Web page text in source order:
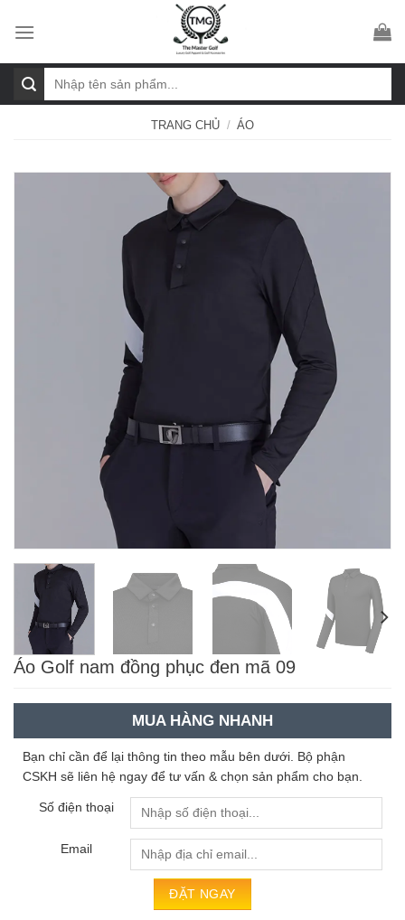
kiếm:
TRANG CHỦ / ÁO
Áo Golf nam đồng phục đen mã 09
MUA HÀNG NHANH
Bạn chỉ cần để lại thông tin theo mẫu bên dưới. Bộ phận
CSKH sẽ liên hệ ngay để tư vấn & chọn sản phẩm cho bạn.
Số điện thoại
Email